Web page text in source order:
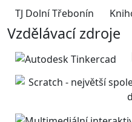
TJ Dolní Třebonín
Vzdělávací zdroje